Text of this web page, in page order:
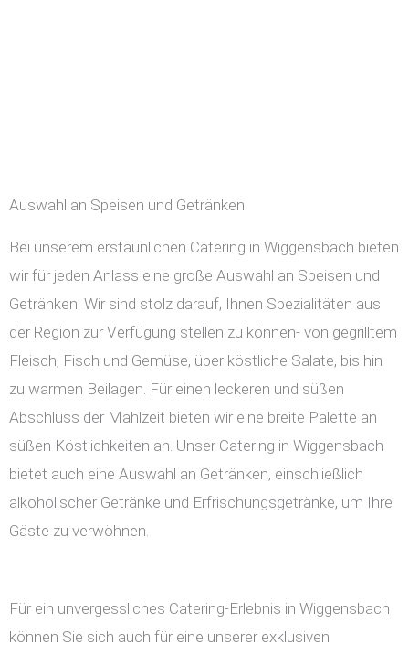
Auswahl an Speisen und Getränken
Bei unserem erstaunlichen Catering in Wiggensbach bieten
wir für jeden Anlass eine große Auswahl an Speisen und
Getränken. Wir sind stolz darauf, Ihnen Spezialitäten aus
der Region zur Verfügung stellen zu können- von gegrilltem
Fleisch, Fisch und Gemüse, über köstliche Salate, bis hin
zu warmen Beilagen. Für einen leckeren und süßen
Abschluss der Mahlzeit bieten wir eine breite Palette an
süßen Köstlichkeiten an. Unser Catering in Wiggensbach
bietet auch eine Auswahl an Getränken, einschließlich
alkoholischer Getränke und Erfrischungsgetränke, um Ihre
Gäste zu verwöhnen.
Für ein unvergessliches Catering-Erlebnis in Wiggensbach
können Sie sich auch für eine unserer exklusiven